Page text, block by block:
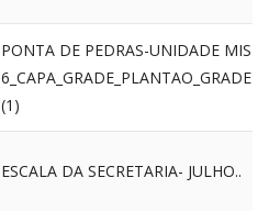
PONTA DE PEDRAS-UNIDADE
(1)
ESCALA DA SECRETARIA- JULHO..